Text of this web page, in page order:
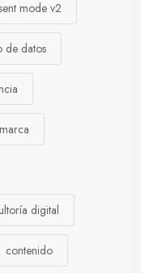
mode v2
de datos
digital
contenido